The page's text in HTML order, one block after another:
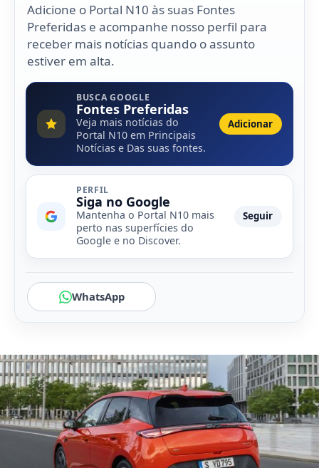
Adicione o Portal N10 às suas Fontes
Preferidas e acompanhe nosso perfil para
receber mais notícias quando o assunto
estiver em alta.
BUSCA GOOGLE
Fontes Preferidas
Veja mais notícias do
Portal N10 em Principais
Notícias e Das suas fontes.
Adicionar
PERFIL
Siga no Google
Mantenha o Portal N10 mais
perto nas superfícies do
Google e no Discover.
Seguir
WhatsApp